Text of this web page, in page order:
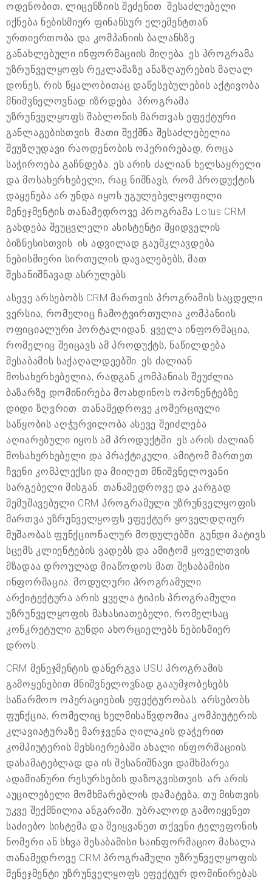
ოდენობით, ლიცენზიის შეძენით. შესაძლებელი
იქნება ნებისმიერ ფინანსურ ელემენტთან
ურთიერთობა და კომპანიის ბალანსზე
განახლებული ინფორმაციის მიღება. ეს პროგრამა
უზრუნველყოფს რეკლამაზე ანაზღაურების მაღალ
დონეს, რის წყალობითაც დაწესებულების აქტივობა
მნიშვნელოვნად იზრდება. პროგრამა
უზრუნველყოფს შაბლონის მართვას ეფექტური
განლაგებისთვის. მათი შექმნა შესაძლებელია
შეუზღუდავი რაოდენობის ოპერირებად, როცა
საჭიროება გაჩნდება. ეს არის ძალიან ხელსაყრელი
და მოსახერხებელი, რაც ნიშნავს, რომ პროდუქტის
დაყენება არ უნდა იყოს უგულებელყოფილი.
მენეჯმენტის თანამედროვე პროგრამა Lotus CRM
გახდება შეუცვლელი ასისტენტი მყიდველის
ბიზნესისთვის. ის ადვილად გაუმკლავდება
ნებისმიერი სირთულის დავალებებს, მათ
შესანიშნავად ასრულებს.
ასევე არსებობს CRM მართვის პროგრამის საცდელი
ვერსია, რომელიც ჩამოტვირთულია კომპანიის
ოფიციალური პორტალიდან. ყველა ინფორმაცია,
რომელიც შეიცავს ამ პროდუქტს, ნაწილდება
შესაბამის საქაღალდეებში. ეს ძალიან
მოსახერხებელია, რადგან კომპანიას შეუძლია
ბაზარზე დომინირება მოახდინოს ოპონენტებზე
დიდი ზღვრით. თანამედროვე კომერციული
საწყობის აღჭურვილობა ასევე შეიძლება
აღიარებული იყოს ამ პროდუქტში. ეს არის ძალიან
მოსახერხებელი და პრაქტიკული, ამიტომ მართეთ
ჩვენი კომპლექსი და მიიღეთ მნიშვნელოვანი
სარგებელი მისგან. თანამედროვე და კარგად
შემუშავებული CRM პროგრამული უზრუნველყოფის
მართვა უზრუნველყოფს ეფექტურ ყოველდღიურ
მუშაობას ფუნქციონალურ მოდულებში. გუნდი პატივს
სცემს კლიენტების ვადებს და ამიტომ ყოველთვის
მზადაა დროულად მიაწოდოს მათ შესაბამისი
ინფორმაცია. მოდულური პროგრამული
არქიტექტურა არის ყველა ტიპის პროგრამული
უზრუნველყოფის მახასიათებელი, რომელსაც
კონკრეტული გუნდი ახორციელებს ნებისმიერ
დროს.
CRM მენეჯმენტის დანერგვა USU პროგრამის
გამოყენებით მნიშვნელოვნად გააუმჯობესებს
საწარმოო ოპერაციების ეფექტურობას. არსებობს
ფუნქცია, რომელიც ხელმისაწვდომია კომპიუტერის
კლავიატურაზე მარჯვენა ღილაკის დაჭერით
კომპიუტერის მეხსიერებაში ახალი ინფორმაციის
დასამატებლად და ის შესანიშნავი დამხმარეა
ადამიანური რესურსების დაზოგვისთვის. არ არის
აუცილებელი მომხმარებლის დამატება, თუ მისთვის
უკვე შექმნილია ანგარიში. უბრალოდ გამოიყენეთ
საძიებო სისტემა და შეიყვანეთ თქვენი ტელეფონის
ნომერი ან სხვა შესაბამისი საინფორმაციო მასალა.
თანამედროვე CRM პროგრამული უზრუნველყოფის
მენეჯმენტი უზრუნველყოფს ეფექტურ დომინირებას